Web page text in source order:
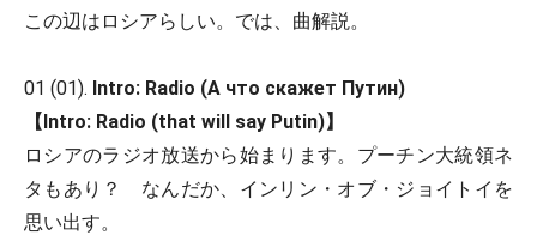
この辺はロシアらしい。では、曲解説。
01 (01). Intro: Radio (А что скажет Путин)
【Intro: Radio (that will say Putin)】
ロシアのラジオ放送から始まります。プーチン大統領ネ
タもあり？ なんだか、インリン・オブ・ジョイトイを
思い出す。